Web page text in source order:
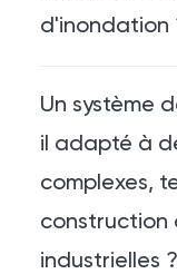
d'inondation
Un système
il adapté à
complexes,
construction
industrielles ?